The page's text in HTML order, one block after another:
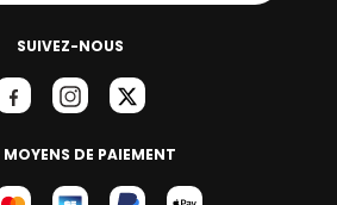
SUIVEZ-NOUS
DE PAIEMENT